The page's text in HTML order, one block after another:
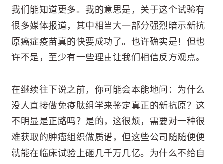
我们能知道更多。我的意思是，关于这个试验有
很多媒体报道，其中相当大一部分强烈暗示新抗
原癌症疫苗真的快要成功了。也许确实是！但也
许不是，至少有一些理由让我们相信反方观点。
在继续往下说之前，你可能会本能地问：为什么
没人直接做免疫肽组学来鉴定真正的新抗原？这
不明显是正路吗？是的，这很烦，需要对一种很
难获取的肿瘤组织做质谱，但这些公司随随便便
就能在临床试验上砸几千万几亿。为什么不给自